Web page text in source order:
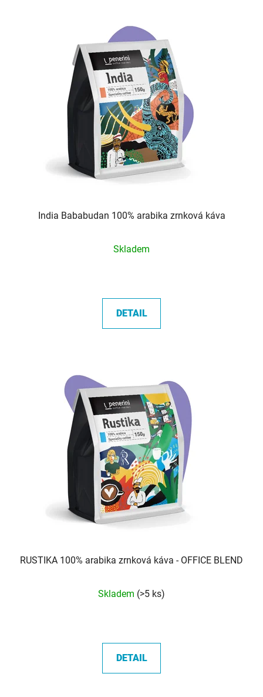
India Bababudan 100% arabika zrnková káva
hodnocení
5,0
z
Skladem
DETAIL
RUSTIKA 100% arabika zrnková káva - OFFICE BLEND
hodnocení
5,0
z
Skladem (>5 ks)
DETAIL